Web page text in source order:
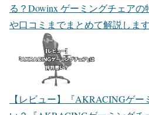
る？Dowinx ゲーミングチェア
や口コミまでまとめて解説しま
【レビュー】『AKRACINGゲ